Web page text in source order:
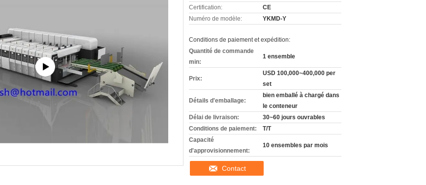
Certification:
CE
Numéro de modèle:
YKMD-Y
Conditions de paiement et expédition:
Quantité de commande
min:
1 ensemble
Prix:
USD 100,000~400,000 per
set
Détails d'emballage:
bien emballé à chargé dans
le conteneur
Délai de livraison:
30~60 jours ouvrables
Conditions de paiement:
T/T
Capacité
d'approvisionnement:
10 ensembles par mois
Contact